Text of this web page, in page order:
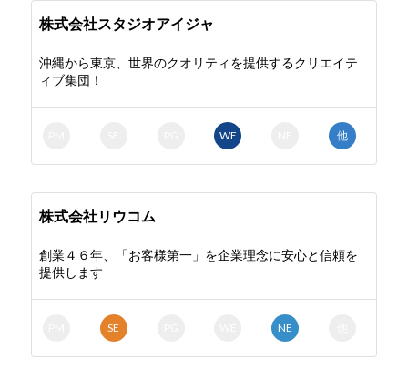
株式会社スタジオアイジャ
沖縄から東京、世界のクオリティを提供するクリエイテ
ィブ集団！
WE 他
株式会社リウコム
創業４６年、「お客様第一」を企業理念に安心と信頼を
提供します
SE NE